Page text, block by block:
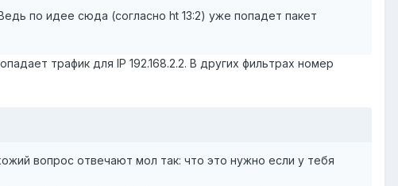
по идее сюда (согласно ht 13:2) уже попадет пакет
трафик для IP 192.168.2.2. В других фильтрах номер
вопрос отвечают мол так: что это нужно если у тебя